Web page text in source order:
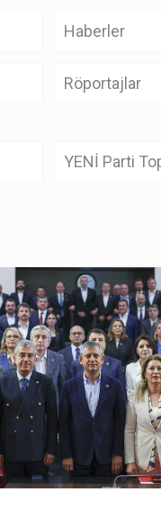
Haberler
Röportajlar
YENİ Parti